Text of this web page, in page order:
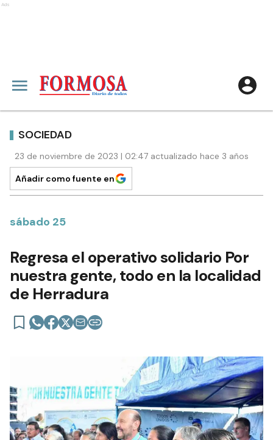
Ads
SOCIEDAD
23 de noviembre de 2023 | 02:47 actualizado hace 3 años
Añadir como fuente en
sábado 25
Regresa el operativo solidario Por
nuestra gente, todo en la localidad
de Herradura